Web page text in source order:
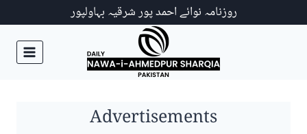
روزنامہ نوائے احمد پور شرقیہ بہاولپور
Advertisements